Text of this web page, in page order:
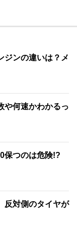
ジンの違いは？メ
や何速かわかるっ
保つのは危険!?
反対側のタイヤが